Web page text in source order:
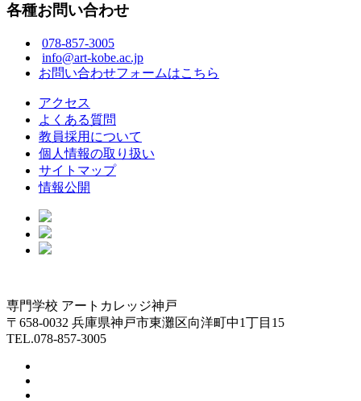
各種お問い合わせ
078-857-3005
info@art-kobe.ac.jp
お問い合わせフォームはこちら
アクセス
よくある質問
教員採用について
個人情報の取り扱い
サイトマップ
情報公開
専門学校 アートカレッジ神戸
〒658-0032 兵庫県神戸市東灘区向洋町中1丁目15
TEL.078-857-3005